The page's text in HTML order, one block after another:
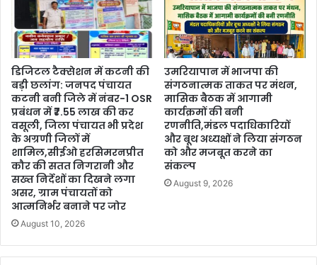
डिजिटल टैक्सेशन में कटनी की
बड़ी छलांग: जनपद पंचायत
कटनी बनी जिले में नंबर-1 OSR
प्रबंधन में ₹7.55 लाख की कर
वसूली, जिला पंचायत भी प्रदेश
के अग्रणी जिलों में
शामिल,सीईओ हरसिमरनप्रीत
कौर की सतत निगरानी और
सख्त निर्देशों का दिखने लगा
असर, ग्राम पंचायतों को
आत्मनिर्भर बनाने पर जोर
August 10, 2026
उमरियापान में भाजपा की
संगठनात्मक ताकत पर मंथन,
मासिक बैठक में आगामी
कार्यक्रमों की बनी
रणनीति,मंडल पदाधिकारियों
और बूथ अध्यक्षों ने लिया संगठन
को और मजबूत करने का
संकल्प
August 9, 2026